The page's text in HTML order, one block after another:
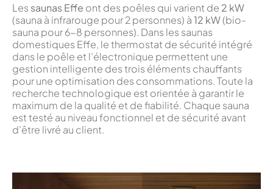
Les saunas Effe ont des poêles qui varient de 2 kW
(sauna à infrarouge pour 2 personnes) à12 kW(bio-
sauna pour 6-8 personnes). Dans les saunas
domestiques Effe, le thermostat de sécurité intégré
dans le poêle et l’électronique permettent une
gestion intelligente des trois éléments chauffants
pour une optimisation des consommations. Toute la
recherche technologique est orientée à garantir le
maximum de la qualité et de fiabilité. Chaque sauna
est testé au niveau fonctionnel et de sécurité avant
d’être livré au client.